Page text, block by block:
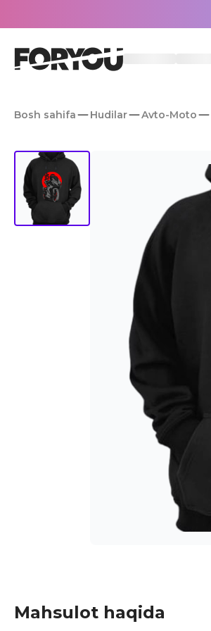
Bosh sahifa Hudilar Avto-Moto
Mahsulot haqida